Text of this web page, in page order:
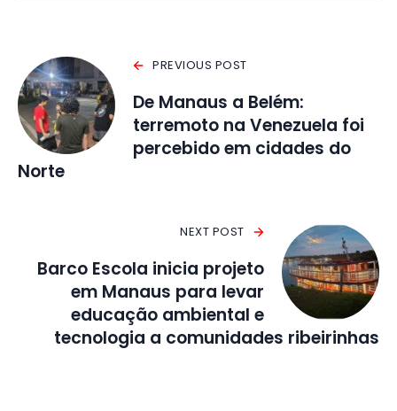
PREVIOUS POST
De Manaus a Belém:
terremoto na Venezuela foi
percebido em cidades do
Norte
NEXT POST
Barco Escola inicia projeto
em Manaus para levar
educação ambiental e
tecnologia a comunidades ribeirinhas